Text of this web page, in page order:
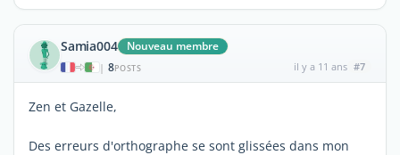
Samia004 Nouveau membre
| 8POSTS il y a 11 ans #7
Zen et Gazelle,
Des erreurs d'orthographe se sont glissées dans mon